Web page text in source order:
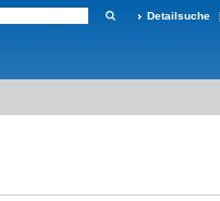
Detailsuche |